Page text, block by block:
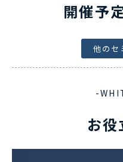
開催予
他のセ
-
お役